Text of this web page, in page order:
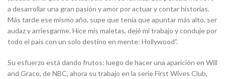
a desarrollar una gran pasión y amor por actuar y contar historias.
Más tarde ese mismo año, supe que tenía que apuntar más alto, ser
audaz y arriesgarme. Hice mis maletas, dejé mi trabajo y conduje por
todo el país con un solo destino en mente: Hollywood”.
Su esfuerzo está dando frutos: luego de hacer una aparición en Will
and Grace, de NBC, ahora su trabajo en la serie First Wives Club,